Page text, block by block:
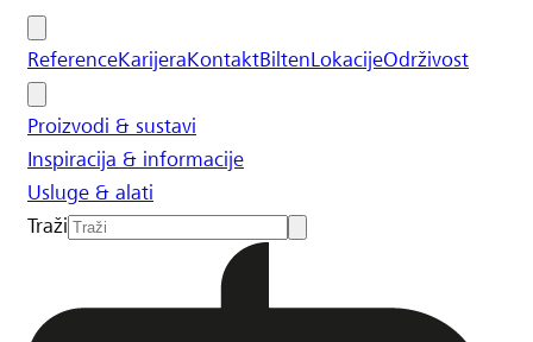
ReferenceKarijeraKontaktBiltenLokacijeOdrživost
Proizvodi & sustavi
Inspiracija & informacije
Usluge & alati
Traži